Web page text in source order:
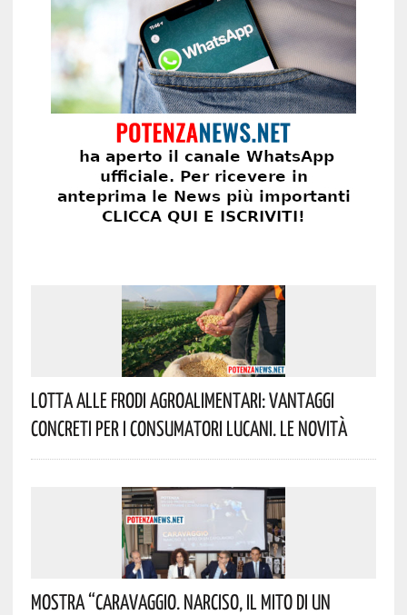
Lotta Alle Frodi Agroalimentari: Vantaggi
Concreti Per I Consumatori Lucani. Le Novità
Mostra “Caravaggio. Narciso, Il Mito Di Un